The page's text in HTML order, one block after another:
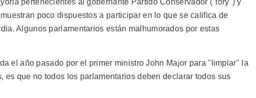
pertenecientes al gobernante Partido Conservador ("tory") y
poco dispuestos a participar en lo que se califica de
Algunos parlamentarios están malhumorados por estas
el año pasado por el primer ministro John Major para "limpiar" la
es que no todos los parlamentarios deben declarar todos sus